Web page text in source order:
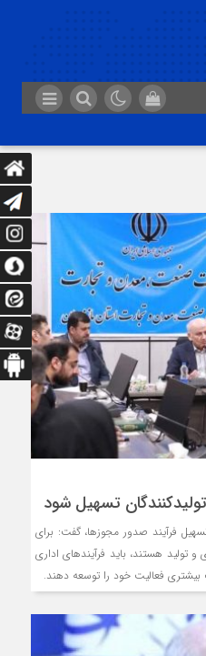
تسهیل شود
فرآیند صدور مجوزها، گفت: برای
و تولید هستند، باید فرآیندهای اداری
بیشتری فعالیت خود را توسعه دهند.